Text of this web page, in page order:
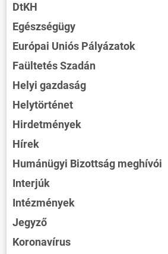
DtKH
Egészségügy
Európai Uniós Pályázatok
Faültetés Szadán
Helyi gazdaság
Helytörténet
Hirdetmények
Hírek
Humánügyi Bizottság meghívói
Interjúk
Intézmények
Jegyző
Koronavírus